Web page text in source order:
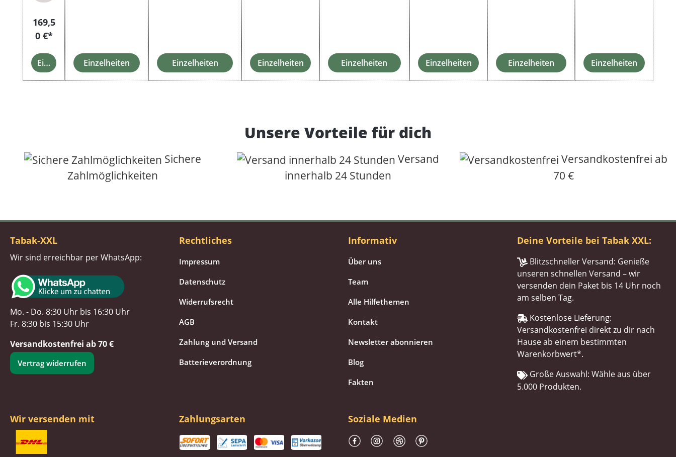
169,5
0 €*
Einzelheiten Einzelheiten Einzelheiten Einzelheiten Einzelheiten Einzelheiten Einzelheiten Einzelheiten
Unsere Vorteile für dich
Sichere
Zahlmöglichkeiten
Versand
innerhalb 24 Stunden
Versandkostenfrei ab
70 €
Tabak-XXL
Wir sind erreichbar per WhatsApp:
Mo. - Do. 8:30 Uhr bis 16:30 Uhr
Fr. 8:30 bis 15:30 Uhr
Versandkostenfrei ab 70 €
Vertrag widerrufen
Rechtliches
Impressum
Datenschutz
Widerrufsrecht
AGB
Zahlung und Versand
Batterieverordnung
Informativ
Über uns
Team
Alle Hilfethemen
Kontakt
Newsletter abonnieren
Blog
Fakten
Deine Vorteile bei Tabak XXL:
Blitzschneller Versand: Genieße
unseren schnellen Versand – wir
versenden dein Paket bis 14 Uhr noch
am selben Tag.
Kostenlose Lieferung:
Versandkostenfrei direkt zu dir nach
Hause ab einem bestimmten
Warenkorbwert*.
Große Auswahl: Wähle aus über
5.000 Produkten.
Wir versenden mit Zahlungsarten Soziale Medien